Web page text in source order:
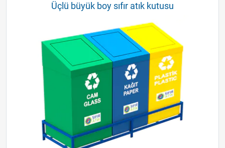
Üçlü büyük boy sıfır atık kutusu